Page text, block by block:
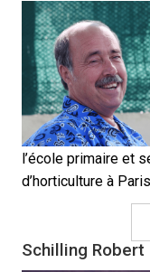
l’école primaire et
d’horticulture à
Schilling Robert